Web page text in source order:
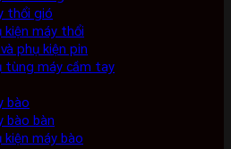
thổi gió
kiện máy thổi
phụ kiện pin
tùng máy cầm tay
bào
bào bàn
kiện máy bào